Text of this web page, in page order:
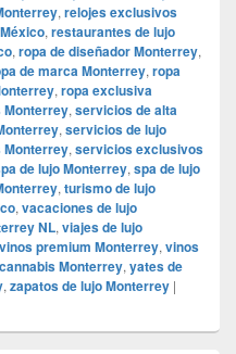
, relojes exclusivos
, restaurantes de lujo
, ropa de diseñador Monterrey,
de marca Monterrey, ropa
, ropa exclusiva
Monterrey, servicios de alta
, servicios de lujo
, servicios exclusivos
de lujo Monterrey, spa de lujo
, turismo de lujo
, vacaciones de lujo
NL, viajes de lujo
vinos premium Monterrey, vinos
Monterrey, yates de
, zapatos de lujo Monterrey |